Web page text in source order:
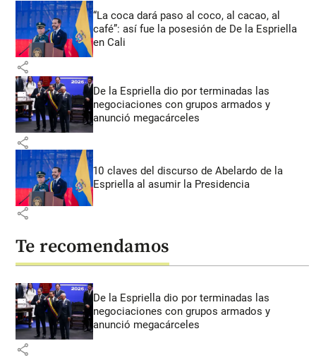
“La coca dará paso al coco, al cacao, al
café”: así fue la posesión de De la Espriella
en Cali
share
De la Espriella dio por terminadas las
negociaciones con grupos armados y
anunció megacárceles
share
10 claves del discurso de Abelardo de la
Espriella al asumir la Presidencia
share
Te recomendamos
De la Espriella dio por terminadas las
negociaciones con grupos armados y
anunció megacárceles
share